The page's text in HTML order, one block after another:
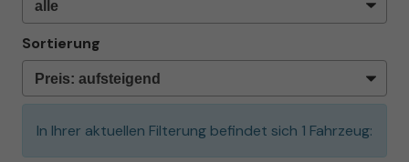
Sortierung
In Ihrer aktuellen Filterung befindet sich 1 Fahrzeug: